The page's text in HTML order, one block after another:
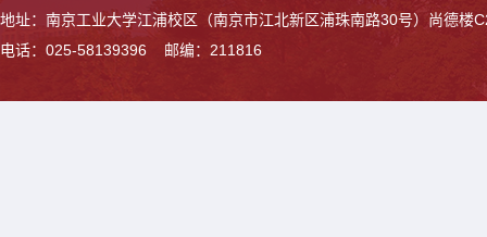
地址：南京工业大学江浦校区（南京市江北新区浦珠南路30号）尚德楼
电话：025-58139396 邮编：211816